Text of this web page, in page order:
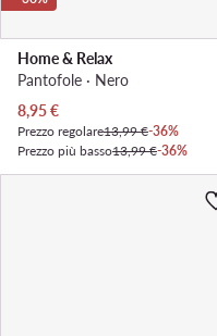
Home & Relax
Pantofole · Nero
Prezzo attuale
8,95€
Prezzo regolare13,99 €-36%
Prezzo più basso13,99 €-36%